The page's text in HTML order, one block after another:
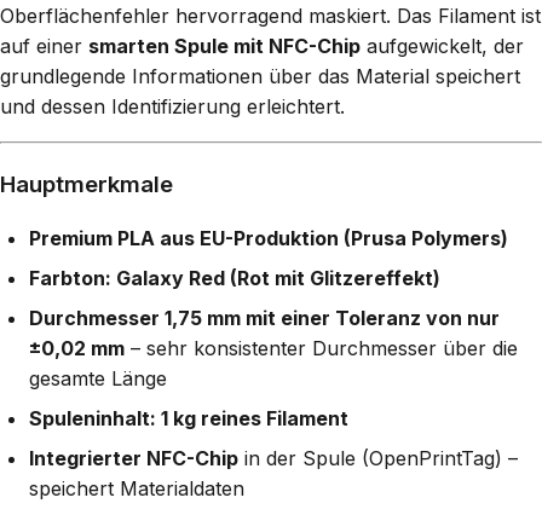
Oberflächenfehler hervorragend maskiert. Das Filament ist
auf einer smarten Spule mit NFC-Chip aufgewickelt, der
grundlegende Informationen über das Material speichert
und dessen Identifizierung erleichtert.
Hauptmerkmale
Premium PLA aus EU-Produktion (Prusa Polymers)
Farbton: Galaxy Red (Rot mit Glitzereffekt)
Durchmesser 1,75 mm mit einer Toleranz von nur
±0,02 mm – sehr konsistenter Durchmesser über die
gesamte Länge
Spuleninhalt: 1 kg reines Filament
Integrierter NFC-Chip in der Spule (OpenPrintTag) –
speichert Materialdaten